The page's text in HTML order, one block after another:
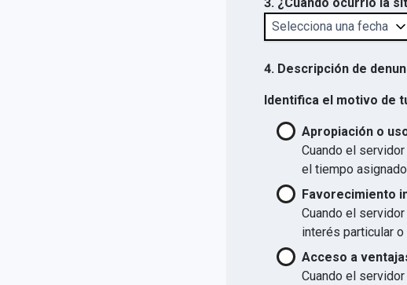
4. Descripción de
Identifica el motivo de
Apropiación o
Cuando el
el tiempo
Favorecimiento
Cuando el
interés particular
Acceso a
Cuando el